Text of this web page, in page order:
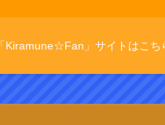
「Kiramune☆Fan」サイトはこち